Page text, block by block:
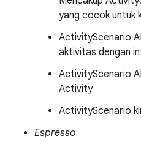
yang cocok untuk
ActivityScenario
aktivitas dengan
ActivityScenario
Activity
ActivityScenario
Espresso